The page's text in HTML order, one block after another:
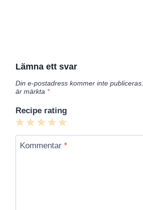
Lämna ett svar
Din e-postadress kommer inte publiceras.
är märkta *
Recipe rating
5
Stars
4
Stars
3
Stars
2
Stars
1
Star
Kommentar *